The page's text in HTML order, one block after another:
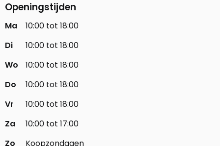
Openingstijden
Ma
10:00 tot 18:00
Di
10:00 tot 18:00
Wo
10:00 tot 18:00
Do
10:00 tot 18:00
Vr
10:00 tot 18:00
Za
10:00 tot 17:00
Zo
Koopzondagen